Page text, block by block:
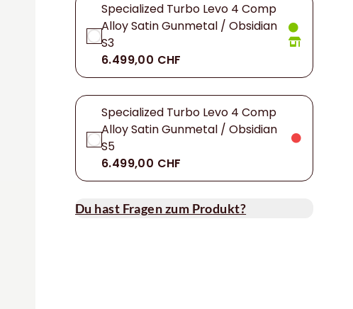
Specialized Turbo Levo 4 Comp
Alloy Satin Gunmetal / Obsidian
S3
6.499,00 CHF
Specialized Turbo Levo 4 Comp
Alloy Satin Gunmetal / Obsidian
S5
6.499,00 CHF
Du hast Fragen zum Produkt?